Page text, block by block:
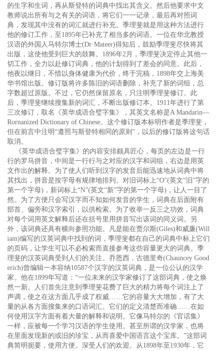
的生字和生词，再从斯登特的词典中找出其含义。然后他要求中文
教师说出所有与之有关的词语，将它们一一记录，最后再对照词
典，发现其中没有的词汇就进行补充。季理斐就是用这种方法进行
他的修订工作，至1895年已补充了相当多的词语。一位在华北教授
汉语的外国人马特尔博士(Dr·Mateer)得知后，鼓励季理斐尽快将其
出版，这使他受到巨大的鼓舞。1896年2月，季理斐决定停止其他一
切工作，全力以赴修订词典，他的计划得到了差会的同意。此后，
他夜以继日，不惜以身体健康为代价，终于完稿，1898年交上海美
华书馆出版。修订版将许多陈旧的词语删除，补充了新的词组，总
字数超过原版。不过，它仍然保留原名，只注明季理斐修订。此
后，季理斐继续搜集新的词汇，不断出版修订本。1911年进行了第
三次修订，取名《英华成语合璧字集》，其英文名称是A Mandarin—
Rornanized Dictionary of Chinese。这个修订版本标明作者是季理斐，
但在前言中注明“遵照与斯登特相同的原则”，以后的修订版将这句话
取消。
《英华成语合璧字集》的内容安排颇具匠心，每页的左边是一行
行的罗马拼音，中间是一行行与之对应的汉字和词组，右边是用英
文作出的解释。为了使人们听到汉字的发音后能迅速地从词典中将
其找出，拼音是按字母有规律地排列。对旧词标上“O”(英文“旧”字的
第一个字母)，新词标上“N”(英文“新”字的第一个字母)，让人一目了
然。为了方便只会写汉字而不知如何发音的学生，词典在后面附有
部首、偏旁和汉字索引，以供检索。为了收举一反三之功效，词典
对每个词用英文解释后还在括号里用拼音写出该词的同义词。另
外，该词典还具有横向参照功能。凡是能在贾尔斯(Giles)和威廉(Will
iam)编写的汉英词典中找到的词，季理斐都在自己的词典中标上它们
的页码，让学生可以不必检索而直接参考这些容量更大的词典。季
理斐的汉英词典受到人们的关注。乔恩西．古德里奇(Chauncey Good
erich)曾编辑一本容纳10587个汉字的汉英词典，是一位公认的汉学
家。他在1899年写道：“一位未来的汉学家修订了这部词典，使之焕
然一新。人们首先注意到季理斐花费了巨大的精力将每个词注上了
声调，使之在这方面几乎成了权威……它的容量大大增加，有了大
量的从各方面搜集来的口语词汇。它们的定义清楚而准确……在如
何使用汉字方面有着大量的解释和说明。它像马特尔的《官话集》
一样，应被每一个学习汉语的学生使用。甚至所谓的汉学家，也将
在里面发现新的或旧的珍宝，从而喜爱中国语言这个宝库。”这部词
典简明扼要，使用方便。深受人们的欢迎。从1898年至1930年，它